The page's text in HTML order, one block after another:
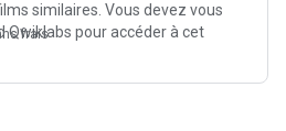
similaires. Vous devez vous
Qwiklabs pour accéder à cet
frais